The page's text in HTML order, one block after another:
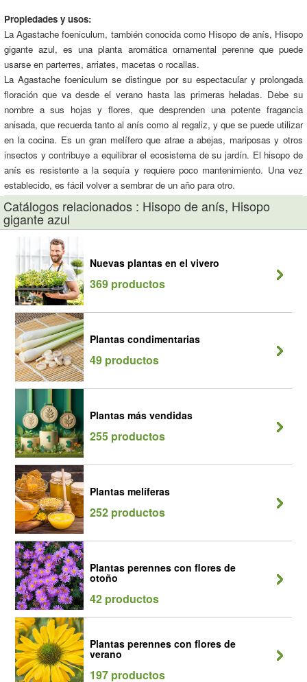
Propiedades y usos:
La Agastache foeniculum, también conocida como Hisopo de anís, Hisopo
gigante azul, es una planta aromática ornamental perenne que puede
usarse en parterres, arriates, macetas o rocallas.
La Agastache foeniculum se distingue por su espectacular y prolongada
floración que va desde el verano hasta las primeras heladas. Debe su
nombre a sus hojas y flores, que desprenden una potente fragancia
anisada, que recuerda tanto al anís como al regaliz, y que se puede utilizar
en la cocina. Es un gran melífero que atrae a abejas, mariposas y otros
insectos y contribuye a equilibrar el ecosistema de su jardín. El hisopo de
anís es resistente a la sequía y requiere poco mantenimiento. Una vez
establecido, es fácil volver a sembrar de un año para otro.
Catálogos relacionados : Hisopo de anís, Hisopo
gigante azul
Nuevas plantas en el vivero
369 productos
Plantas condimentarias
49 productos
Plantas más vendidas
255 productos
Plantas melíferas
252 productos
Plantas perennes con flores de
otoño
42 productos
Plantas perennes con flores de
verano
197 productos